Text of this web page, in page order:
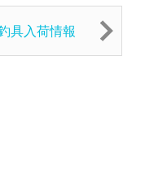
具入荷情報